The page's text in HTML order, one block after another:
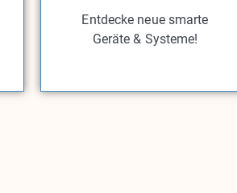
Entdecke neue smarte
Geräte & Systeme!​